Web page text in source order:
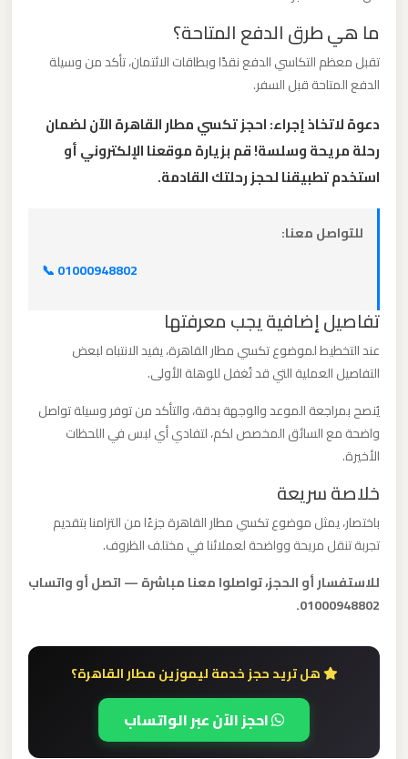
ما هي طرق الدفع المتاحة؟
تقبل معظم التكاسي الدفع نقدًا وبطاقات الائتمان، تأكد من وسيلة
الدفع المتاحة قبل السفر.
دعوة لاتخاذ إجراء: احجز تكسي مطار القاهرة الآن لضمان
رحلة مريحة وسلسة! قم بزيارة موقعنا الإلكتروني أو
استخدم تطبيقنا لحجز رحلتك القادمة.
للتواصل معنا:
📞 01000948802
تفاصيل إضافية يجب معرفتها
عند التخطيط لموضوع تكسي مطار القاهرة، يفيد الانتباه لبعض
التفاصيل العملية التي قد تُغفل للوهلة الأولى.
يُنصح بمراجعة الموعد والوجهة بدقة، والتأكد من توفر وسيلة تواصل
واضحة مع السائق المخصص لكم، لتفادي أي لبس في اللحظات
الأخيرة.
خلاصة سريعة
باختصار، يمثل موضوع تكسي مطار القاهرة جزءًا من التزامنا بتقديم
تجربة تنقل مريحة وواضحة لعملائنا في مختلف الظروف.
للاستفسار أو الحجز، تواصلوا معنا مباشرة — اتصل أو واتساب
01000948802.
هل تريد حجز خدمة ليموزين مطار القاهرة؟
احجز الآن عبر الواتساب
ليموزين
مطار
العرب
الاسكندرية
ليموزين
اسكندرية
ليموزين
مطار
العرب
ليموزين
مطار
القاهرة
اسكندرية
ليموزين